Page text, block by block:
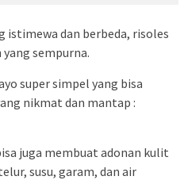
istimewa dan berbeda, risoles
sempurna.
super simpel yang bisa
nikmat dan mantap :
juga membuat adonan kulit
susu, garam, dan air